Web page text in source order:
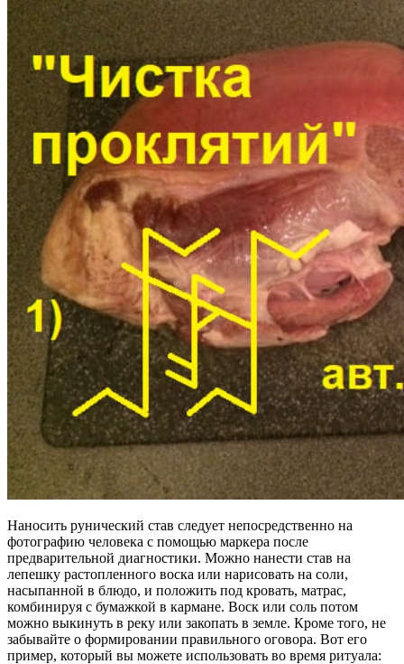
Наносить рунический став следует непосредственно на
фотографию человека с помощью маркера после
предварительной диагностики. Можно нанести став на
лепешку растопленного воска или нарисовать на соли,
насыпанной в блюдо, и положить под кровать, матрас,
комбинируя с бумажкой в кармане. Воск или соль потом
можно выкинуть в реку или закопать в земле. Кроме того, не
забывайте о формировании правильного оговора. Вот его
пример, который вы можете использовать во время ритуала: